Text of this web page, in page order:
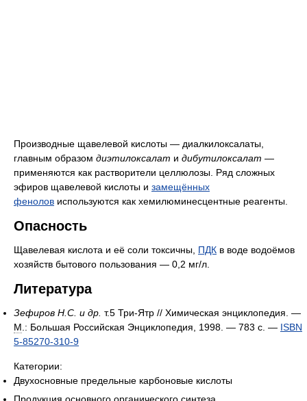
Производные щавелевой кислоты — диалкилоксалаты,
главным образом диэтилоксалат и дибутилоксалат —
применяются как растворители целлюлозы. Ряд сложных
эфиров щавелевой кислоты и замещённых
фенолов используются как хемилюминесцентные реагенты.
Опасность
Щавелевая кислота и её соли токсичны, ПДК в воде водоёмов
хозяйств бытового пользования — 0,2 мг/л.
Литература
Зефиров Н.С. и др. т.5 Три-Ятр // Химическая энциклопедия. —
М.: Большая Российская Энциклопедия, 1998. — 783 с. — ISBN
5-85270-310-9
Категории:
Двухосновные предельные карбоновые кислоты